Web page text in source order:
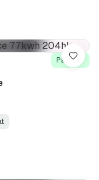
På lager
Lagre